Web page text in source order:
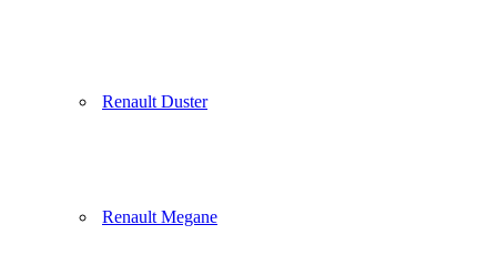
Renault Duster
Renault Megane